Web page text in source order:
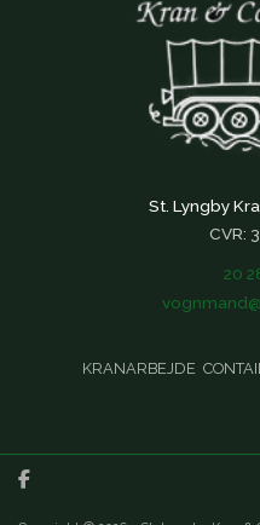
St. Lyngby
CVR:
20
KRANARBEJDE